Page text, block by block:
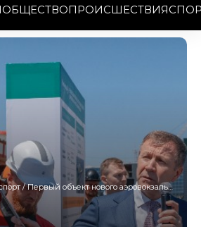
ОБЩЕСТВОПРОИСШЕСТВИЯ
/Первый объект нового аэровокзального комплекса запустили в Краснодаре